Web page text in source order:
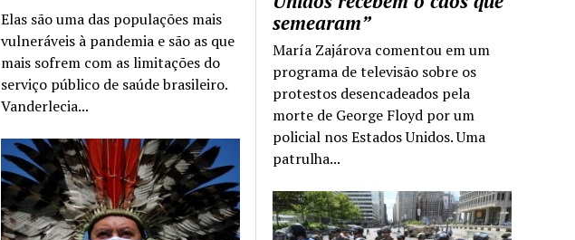
semearam”
María Zajárova comentou em um
programa de televisão sobre os
protestos desencadeados pela
morte de George Floyd por um
policial nos Estados Unidos. Uma
patrulha...
Elas são uma das populações mais
vulneráveis à pandemia e são as que
mais sofrem com as limitações do
serviço público de saúde brasileiro.
Vanderlecia...